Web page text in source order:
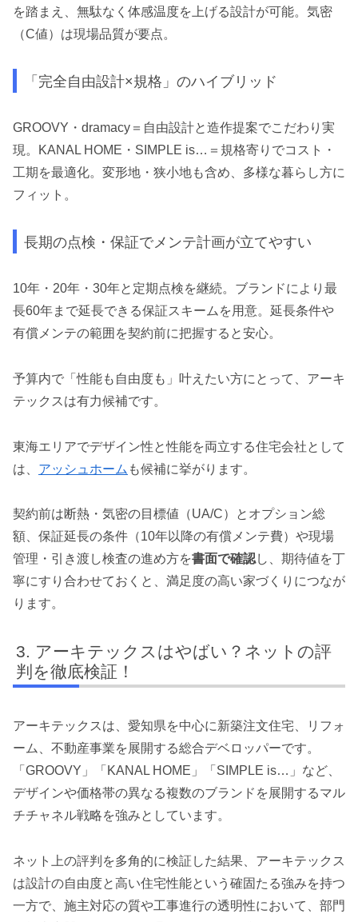
を踏まえ、無駄なく体感温度を上げる設計が可能。気密
（C値）は現場品質が要点。
「完全自由設計×規格」のハイブリッド
GROOVY・dramacy＝自由設計と造作提案でこだわり実
現。KANAL HOME・SIMPLE is…＝規格寄りでコスト・
工期を最適化。変形地・狭小地も含め、多様な暮らし方に
フィット。
長期の点検・保証でメンテ計画が立てやすい
10年・20年・30年と定期点検を継続。ブランドにより最
長60年まで延長できる保証スキームを用意。延長条件や
有償メンテの範囲を契約前に把握すると安心。
予算内で「性能も自由度も」叶えたい方にとって、アーキ
テックスは有力候補です。
東海エリアでデザイン性と性能を両立する住宅会社として
は、 アッシュホーム も候補に挙がります。
契約前は断熱・気密の目標値（UA/C）とオプション総
額、保証延長の条件（10年以降の有償メンテ費）や現場
管理・引き渡し検査の進め方を書面で確認し、期待値を丁
寧にすり合わせておくと、満足度の高い家づくりにつなが
ります。
アーキテックスはやばい？ネットの評
判を徹底検証！
アーキテックスは、愛知県を中心に新築注文住宅、リフォ
ーム、不動産事業を展開する総合デベロッパーです。
「GROOVY」「KANAL HOME」「SIMPLE is…」など、
デザインや価格帯の異なる複数のブランドを展開するマル
チチャネル戦略を強みとしています。
ネット上の評判を多角的に検証した結果、アーキテックス
は設計の自由度と高い住宅性能という確固たる強みを持つ
一方で、施主対応の質や工事進行の透明性において、部門